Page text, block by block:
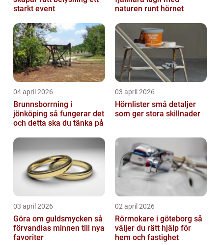
starkt event
naturen runt hörnet
04 april 2026
Brunnsborrning i
jönköping så fungerar det
och detta ska du tänka på
03 april 2026
Hörnlister små detaljer
som ger stora skillnader
03 april 2026
Göra om guldsmycken så
förvandlas minnen till nya
favoriter
02 april 2026
Rörmokare i göteborg så
väljer du rätt hjälp för
hem och fastighet